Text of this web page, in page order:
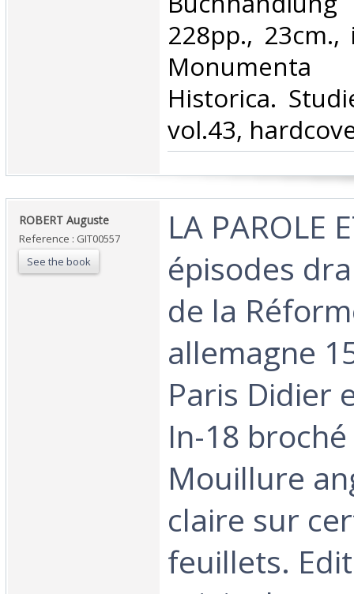
228pp.,
Historica.
vol.43,
‎ROBERT Auguste‎
Reference : GIT00557
See the book
‎LA PAROLE
épisodes
de la
allemagne
Paris Didier
In-18
Mouillure
claire sur
feuillets.